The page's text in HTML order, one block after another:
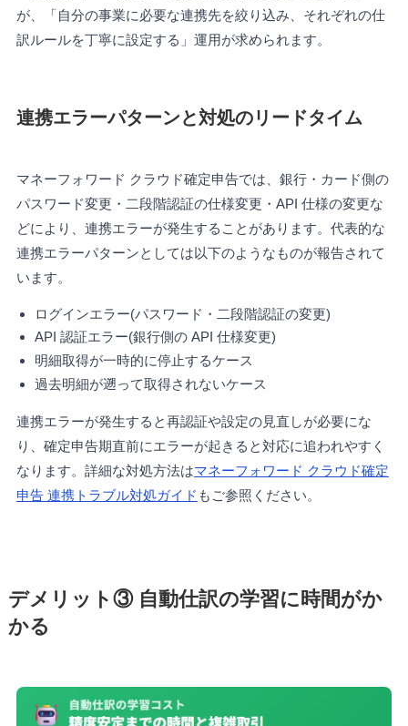
が、「自分の事業に必要な連携先を絞り込み、それぞれの仕
訳ルールを丁寧に設定する」運用が求められます。
連携エラーパターンと対処のリードタイム
マネーフォワード クラウド確定申告では、銀行・カード側の
パスワード変更・二段階認証の仕様変更・API 仕様の変更な
どにより、連携エラーが発生することがあります。代表的な
連携エラーパターンとしては以下のようなものが報告されて
います。
ログインエラー(パスワード・二段階認証の変更)
API 認証エラー(銀行側の API 仕様変更)
明細取得が一時的に停止するケース
過去明細が遡って取得されないケース
連携エラーが発生すると再認証や設定の見直しが必要にな
り、確定申告期直前にエラーが起きると対応に追われやすく
なります。詳細な対処方法はマネーフォワード クラウド確定
申告 連携トラブル対処ガイド もご参照ください。
デメリット③ 自動仕訳の学習に時間がか
かる